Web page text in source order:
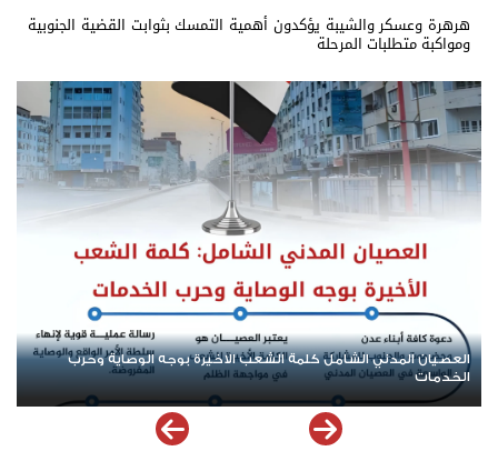
هرهرة وعسكر والشيبة يؤكدون أهمية التمسك بثوابت القضية الجنوبية
ومواكبة متطلبات المرحلة
أهداف ورسالة العصيان المدني السلمي في حضرموت